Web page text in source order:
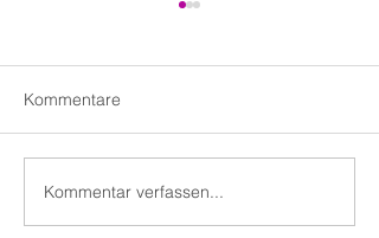
Toolkit Spotlight: Lean &
Agile - Methoden und
Kommentare
Kommentar verfassen...